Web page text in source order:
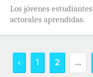
Los jóvenes
actorales aprendidas.
‹ 1 2 ...